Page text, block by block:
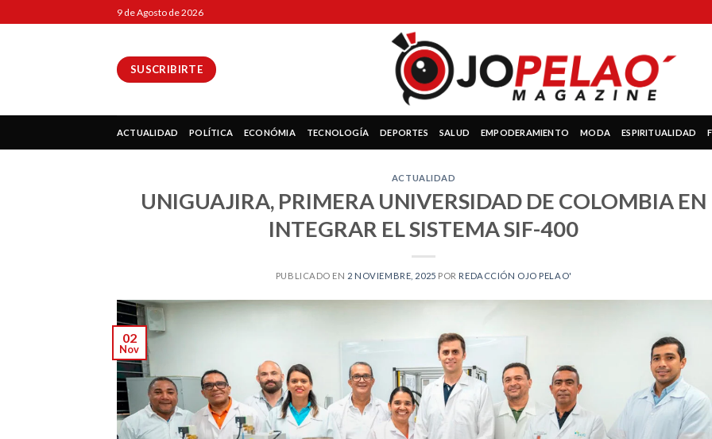
to
9 de Agosto de 2026
SUSCRIBIRTE
ACTUALIDAD POLÍTICA ECONÓMIA TECNOLOGÍA DEPORTES SALUD EMPODERAMIENTO MODA ESPIRITUALIDAD
ACTUALIDAD
UNIGUAJIRA, PRIMERA UNIVERSIDAD DE COLOMBIA EN
INTEGRAR EL SISTEMA SIF-400
PUBLICADO EN 2 NOVIEMBRE, 2025 POR REDACCIÓN OJO PELAO'
02
Nov